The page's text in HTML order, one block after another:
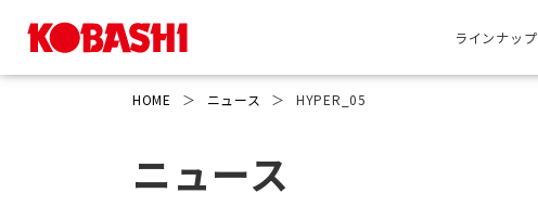
ラインナップ
HOME ＞ ニュース ＞ HYPER_05
ニュース